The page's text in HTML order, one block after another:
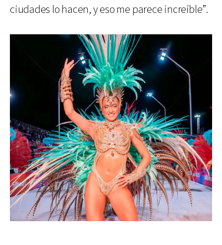
ciudades lo hacen, y eso me parece increíble”.